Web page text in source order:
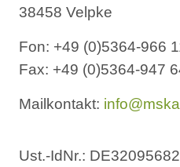
38458 Velpke
Fon: +49 (0)5364-966
Fax: +49 (0)5364-947
Mailkontakt:
Ust.-IdNr.: